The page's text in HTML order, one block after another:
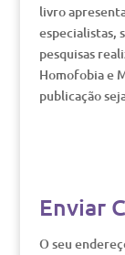
livro
especialistas,
pesquisas
Homofobia e
publicação
Enviar
O seu